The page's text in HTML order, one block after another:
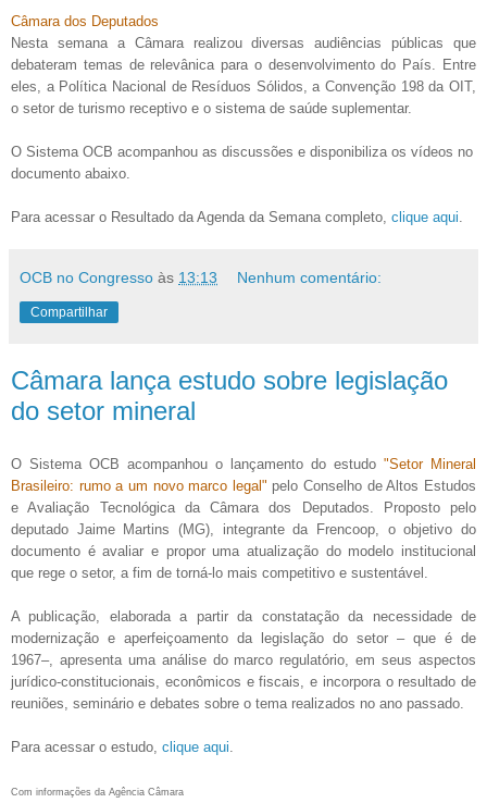
Câmara dos Deputados
Nesta semana a Câmara realizou diversas audiências públicas que
debateram temas de relevânica para o desenvolvimento do País. Entre
eles, a Política Nacional de Resíduos Sólidos, a Convenção 198 da OIT,
o setor de turismo receptivo e o sistema de saúde suplementar.
O Sistema OCB acompanhou as discussões e disponibiliza os vídeos no
documento abaixo.
Para acessar o Resultado da Agenda da Semana completo, clique aqui.
OCB no Congresso às 13:13 Nenhum comentário:
Compartilhar
Câmara lança estudo sobre legislação
do setor mineral
O Sistema OCB acompanhou o lançamento do estudo "Setor Mineral
Brasileiro: rumo a um novo marco legal" peloConselho de Altos Estudos
e Avaliação Tecnológica da Câmara dos Deputados. Proposto pelo
deputado Jaime Martins (MG), integrante da Frencoop, o objetivo do
documento é avaliar e propor uma atualização do modelo institucional
que rege o setor, a fim de torná-lo mais competitivo e sustentável.
A publicação, elaborada a partir da constatação da necessidade de
modernização e aperfeiçoamento da legislação do setor – que é de
1967–, apresenta uma análise do marco regulatório, em seus aspectos
jurídico-constitucionais, econômicos e fiscais, e incorpora o resultado de
reuniões, seminário e debates sobre o tema realizados no ano passado.
Para acessar o estudo, clique aqui
Com informações da Agência Câmara